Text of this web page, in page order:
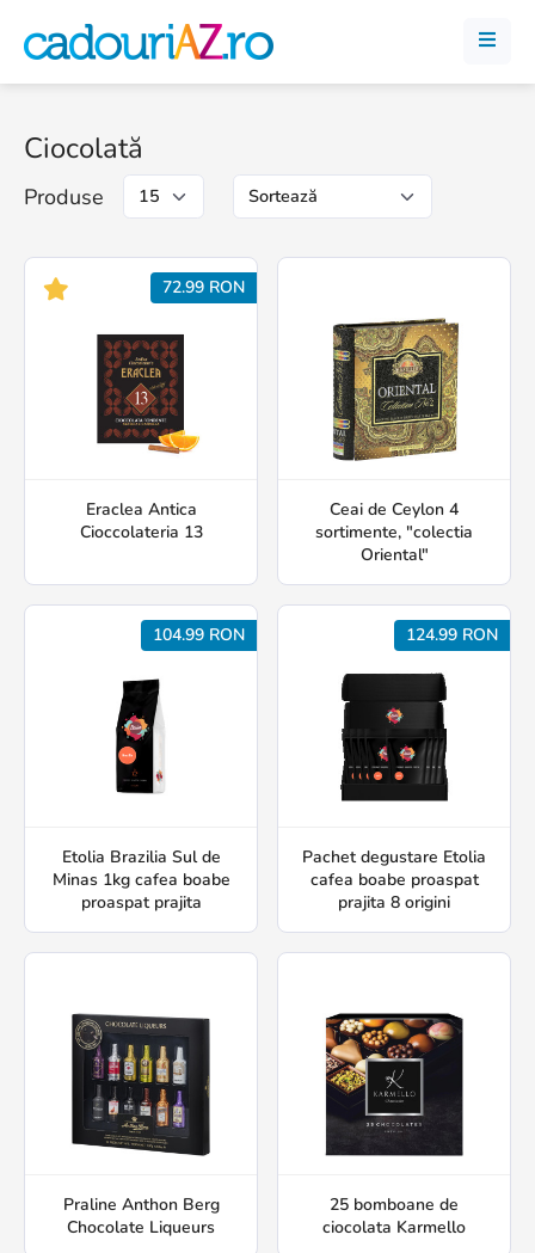
Ciocolată
Produse
72.99 RON
Eraclea Antica
Cioccolateria 13
Ceai de Ceylon 4
sortimente, "colectia
Oriental"
104.99 RON
Etolia Brazilia Sul de
Minas 1kg cafea boabe
proaspat prajita
124.99 RON
Pachet degustare Etolia
cafea boabe proaspat
prajita 8 origini
Praline Anthon Berg
Chocolate Liqueurs
25 bomboane de
ciocolata Karmello